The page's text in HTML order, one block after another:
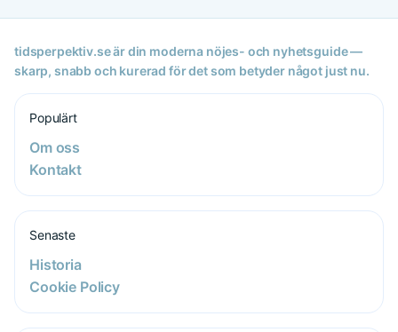
tidsperpektiv.se är din moderna nöjes- och nyhetsguide —
skarp, snabb och kurerad för det som betyder något just nu.
Populärt
Om oss
Kontakt
Senaste
Historia
Cookie Policy